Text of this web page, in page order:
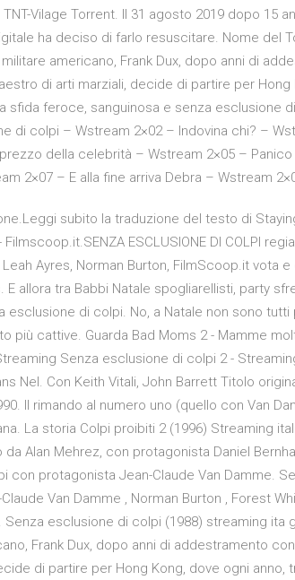
Vilage Torrent. Il 31 agosto 2019 dopo 15
ha deciso di farlo resuscitare. Nome del
americano, Frank Dux, dopo anni di
di arti marziali, decide di partire per Hong
sfida feroce, sanguinosa e senza esclusione
di colpi – Wstream 2×02 – Indovina chi? –
della celebrità – Wstream 2×05 –
2×07 – E alla fine arriva Debra – Wstream
subito la traduzione del testo di
ESCLUSIONE DI COLPI
Leah Ayres, Norman Burton, FilmScoop.it vota
allora tra Babbi Natale spogliarellisti, party
di colpi. No, a Natale non sono tutti
più cattive. Guarda Bad Moms 2 - Mamme
Senza esclusione di colpi 2 -
Nel. Con Keith Vitali, John Barrett Titolo
Il rimando al numero uno (quello con Van
La storia Colpi proibiti 2 (1996) Streaming
Alan Mehrez, con protagonista Daniel
con protagonista Jean-Claude Van Damme.
Van Damme , Norman Burton , Forest
esclusione di colpi (1988) streaming ita
Frank Dux, dopo anni di addestramento
di partire per Hong Kong, dove ogni anno,